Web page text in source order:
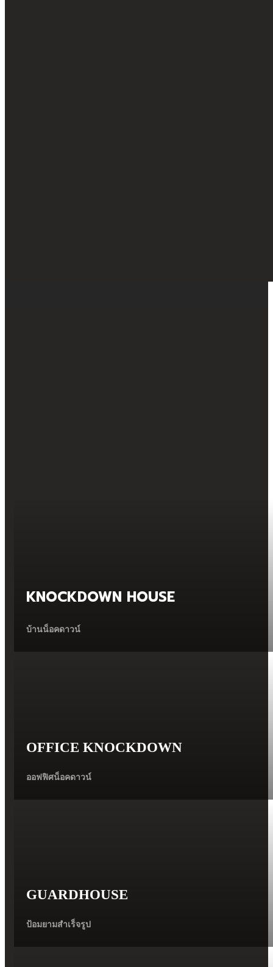
KNOCKDOWN HOUSE
บ้านน็อคดาวน์
OFFICE KNOCKDOWN
ออฟฟิศน็อคดาวน์
GUARDHOUSE
ป้อมยามสำเร็จรูป